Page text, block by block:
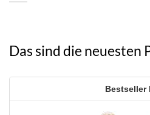
Das sind die neuesten